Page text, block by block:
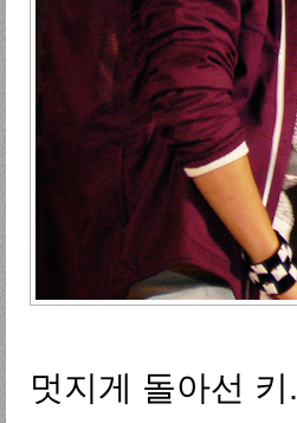
멋지게 돌아선 키.